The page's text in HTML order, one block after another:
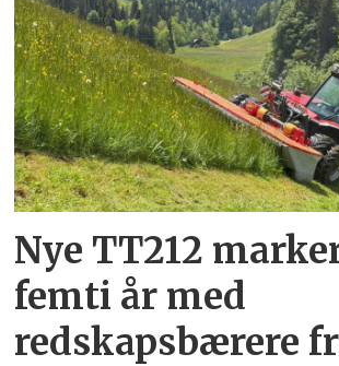
Nye TT212
femti år­ med
redskapsbærere